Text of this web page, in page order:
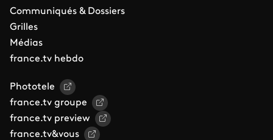
Communiqués & Dossiers
Grilles
Médias
france.tv hebdo
Phototele
france.tv groupe
france.tv preview
france.tv&vous